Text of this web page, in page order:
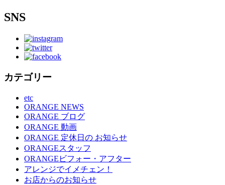
SNS
カテゴリー
etc
ORANGE NEWS
ORANGE ブログ
ORANGE 動画
ORANGE 定休日の お知らせ
ORANGEスタッフ
ORANGEビフォー・アフター
アレンジでイメチェン！
お店からのお知らせ